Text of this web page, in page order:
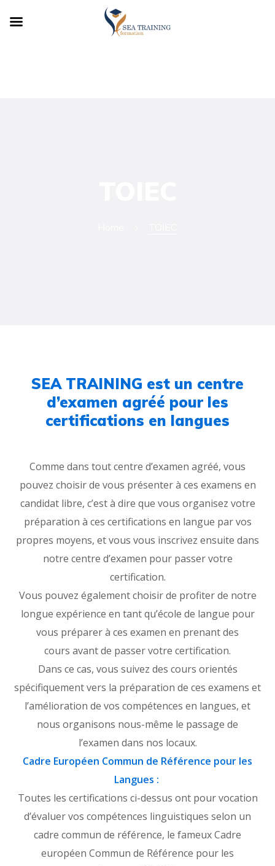
SEA TRAINING est un centre
d’examen agréé pour les
certifications en langues
Comme dans tout centre d’examen agréé, vous
pouvez choisir de vous présenter à ces examens en
candidat libre, c’est à dire que vous organisez votre
préparation à ces certifications en langue par vos
propres moyens, et vous vous inscrivez ensuite dans
notre centre d’examen pour passer votre
certification.
Vous pouvez également choisir de profiter de notre
longue expérience en tant qu’école de langue pour
vous préparer à ces examen en prenant des
cours avant de passer votre certification.
Dans ce cas, vous suivez des cours orientés
spécifiquement vers la préparation de ces examens et
l’amélioration de vos compétences en langues, et
nous organisons nous-même le passage de
l’examen dans nos locaux.
Cadre Européen Commun de Référence pour les
Langues :
Toutes les certifications ci-dessus ont pour vocation
d’évaluer vos compétences linguistiques selon un
cadre commun de référence, le fameux Cadre
européen Commun de Référence pour les